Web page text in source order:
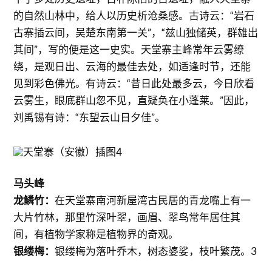
的自然山林中，给人以历史析沧桑感。古诗云：“岩石
古寨插云间，吴楚东南第一关”，“兹山独储英，群雄出
其间”，写的便是这一史实。天堂寨主峰常年云雾缭
绕，是观日出、云海的最佳去处，如适逢时节，还能
见到彩色佛光。有诗云：“昔日此处最多云，今日欣看
云雾生，眼底群山忽不见，直疑奂在小蓬莱。”因此，
刘禹锡有诗：“东望云山日夕佳”。
马头峰
龙鳞竹：在天堂寨南河新屋湾古民居的青龙嘴上有一
大片竹林，那里竹深叶翠，画眉、翠鸟常年居住其
间，有植物学家称是植物界的奇观。
银缕梅：银缕梅为落叶乔木，树态婆娑，枝叶繁茂。3